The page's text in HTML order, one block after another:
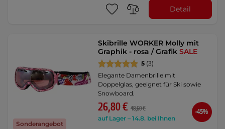
Detail
Sonderangebot
Skibrille WORKER Molly mit
Graphik - rosa / GrafikSALE
5 (3)
Elegante Damenbrille mit
Doppelglas, geeignet für Ski sowie
Snowboard.
26,80 € 48,60 €
auf Lager – 14.8. bei Ihnen
-45%